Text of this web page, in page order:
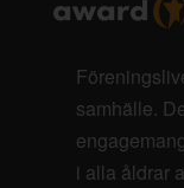
samhälle.
i alla åldrar